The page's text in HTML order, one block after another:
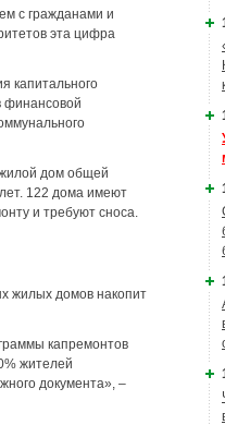
с гражданами и
эта цифра
капитального
финансовой
дом общей
122 дома имеют
и требуют сноса.
жилых домов накопит
капремонтов
жителей
документа», –